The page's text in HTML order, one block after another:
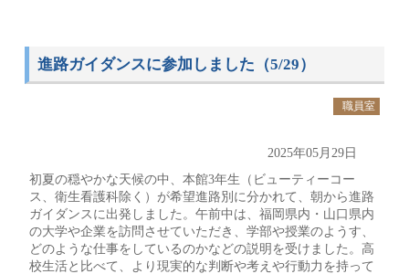
進路ガイダンスに参加しました（5/29）
職員室
2025年05月29日
初夏の穏やかな天候の中、本館3年生（ビューティーコー
ス、衛生看護科除く）が希望進路別に分かれて、朝から進路
ガイダンスに出発しました。午前中は、福岡県内・山口県内
の大学や企業を訪問させていただき、学部や授業のようす、
どのような仕事をしているのかなどの説明を受けました。高
校生活と比べて、より現実的な判断や考えや行動力を持って